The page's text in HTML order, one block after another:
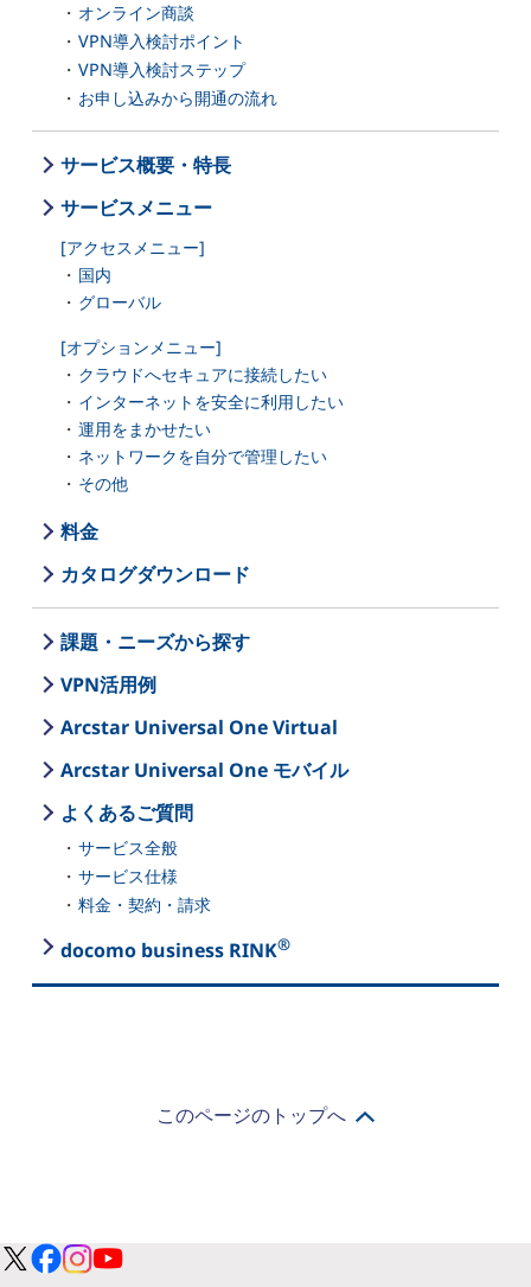
オンライン商談
VPN導入検討ポイント
VPN導入検討ステップ
お申し込みから開通の流れ
サービス概要・特長
サービスメニュー
[アクセスメニュー]
国内
グローバル
[オプションメニュー]
クラウドへセキュアに接続したい
インターネットを安全に利用したい
運用をまかせたい
ネットワークを自分で管理したい
その他
料金
カタログダウンロード
課題・ニーズから探す
VPN活用例
Arcstar Universal One Virtual
Arcstar Universal One モバイル
よくあるご質問
サービス全般
サービス仕様
料金・契約・請求
docomo business RINK®
このページのトップへ